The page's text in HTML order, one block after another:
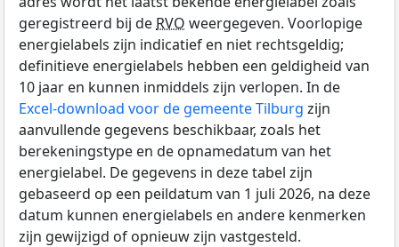
geregistreerd bij de RVO weergegeven. Voorlopige
energielabels zijn indicatief en niet rechtsgeldig;
definitieve energielabels hebben een geldigheid van
10 jaar en kunnen inmiddels zijn verlopen. In de
Excel-download voor de gemeente Tilburg zijn
aanvullende gegevens beschikbaar, zoals het
berekeningstype en de opnamedatum van het
energielabel. De gegevens in deze tabel zijn
gebaseerd op een peildatum van 1 juli 2026, na deze
datum kunnen energielabels en andere kenmerken
zijn gewijzigd of opnieuw zijn vastgesteld.